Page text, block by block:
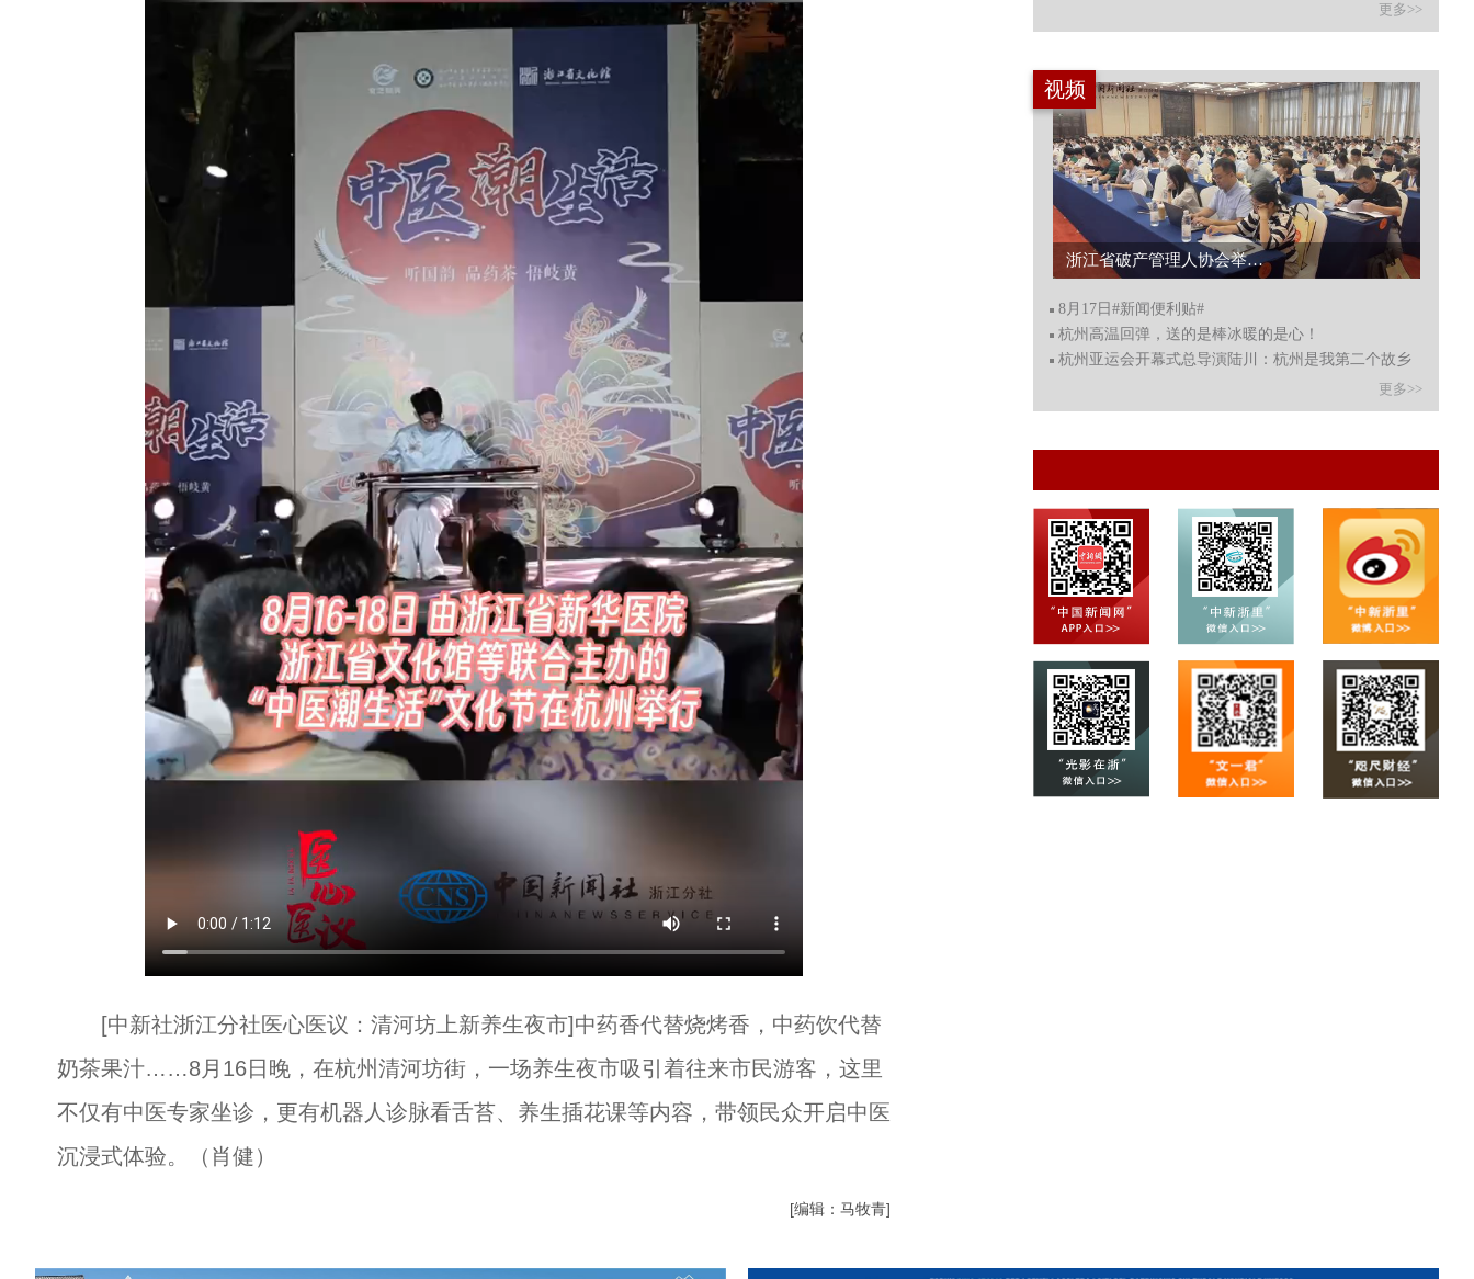
[中新社浙江分社医心医议：清河坊上新养生夜市]中药香代替烧烤香，中药饮代替
奶茶果汁……8月16日晚，在杭州清河坊街，一场养生夜市吸引着往来市民游客，这里
不仅有中医专家坐诊，更有机器人诊脉看舌苔、养生插花课等内容，带领民众开启中医
沉浸式体验。（肖健）
[编辑：马牧青]
更多>>
视频
浙江省破产管理人协会举办年度实务培训...
8月17日#新闻便利贴#
杭州高温回弹，送的是棒冰暖的是心！
杭州亚运会开幕式总导演陆川：杭州是我第二个故乡
更多>>